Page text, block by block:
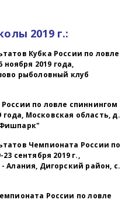
2019 г.:
Кубка России по ловле
ноября 2019 года,
рыболовный клуб
по ловле спиннингом
года, Московская область, д.
Чемпионата России по
сентября 2019 г.,
Алания, Дигорский район, с.
России по ловле